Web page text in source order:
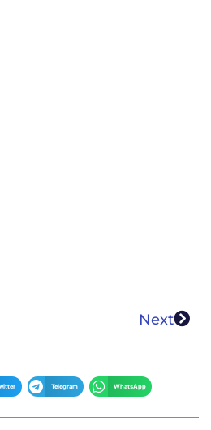
Next
Telegram WhatsApp